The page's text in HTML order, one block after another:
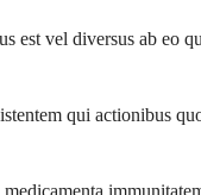
vel diversus ab
qui actionibus